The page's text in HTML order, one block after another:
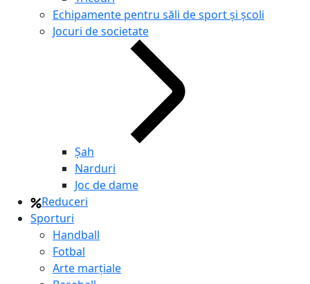
Echipamente pentru săli de sport și școli
Jocuri de societate
Şah
Narduri
Joc de dame
Reduceri
Sporturi
Handball
Fotbal
Arte marțiale